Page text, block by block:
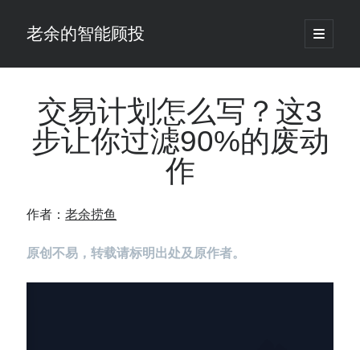
老余的智能顾投
open
primary
Sidebar
最新发表 ：
老余看市：假曙光、核电弹药上膛、AI分化
仓位大小背后的数学：为什么胜率40%的策略，能比胜率60%的更赚钱
码）
交易计划怎么写？这3
步让你过滤90%的废动
作
作者：老余捞鱼
原创不易，转载请标明出处及原作者。